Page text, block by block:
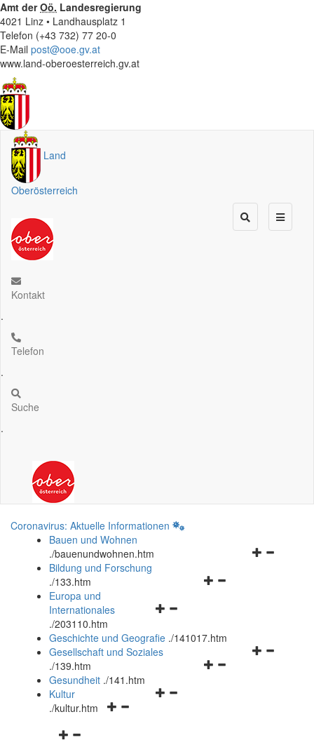
Amt derOö. Landesregierung
4021 Linz • Landhausplatz 1
Telefon (+43 732) 77 20-0
E-Mail post@ooe.gv.at
www.land-oberoesterreich.gv.at
Land
Oberösterreich
Kontakt
.
Telefon
.
Suche
.
Coronavirus: Aktuelle Informationen
Bauen und Wohnen
./bauenundwohnen.htm
Navigationsmenü
Bildung und Forschung
./133.htm
Navigationsmenü
und
schließen
Europa und
Internationales
./203110.htm
Geschichte und Geografie ./141017.htm
Navigationsmenü
Gesellschaft und Soziales
./139.htm
Navigationsmenü
Gesundheit ./141.htm
Navigationsmenü
Kultur
./kultur.htm
Navigationsmenü